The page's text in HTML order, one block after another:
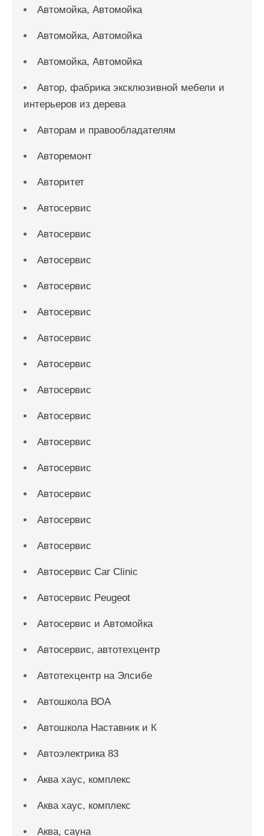
Автомойка, Автомойка
Автомойка, Автомойка
Автомойка, Автомойка
Автор, фабрика эксклюзивной мебели и
интерьеров из дерева
Авторам и правообладателям
Авторемонт
Авторитет
Автосервис
Автосервис
Автосервис
Автосервис
Автосервис
Автосервис
Автосервис
Автосервис
Автосервис
Автосервис
Автосервис
Автосервис
Автосервис
Автосервис
Автосервис Car Clinic
Автосервис Peugeot
Автосервис и Автомойка
Автосервис, автотехцентр
Автотехцентр на Элсибе
Автошкола ВОА
Автошкола Наставник и К
Автоэлектрика 83
Аква хаус, комплекс
Аква хаус, комплекс
Аква, сауна